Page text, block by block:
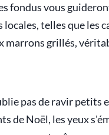
fondus vous
telles que les
marrons grillés,
pas de ravir petits
de Noël, les yeux